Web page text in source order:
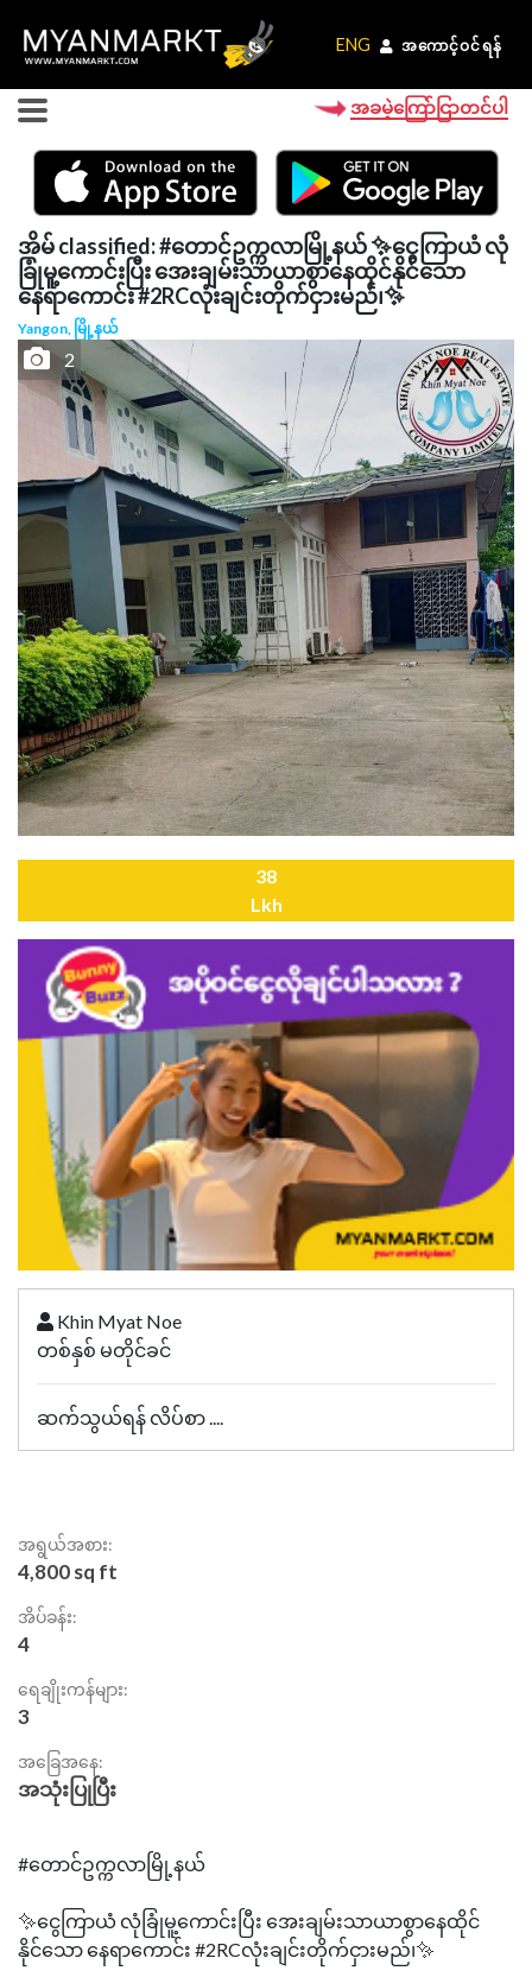
ENG အကောင့်ဝင်ရန်
ENG အကောင့်ဝင်ရန်
အခမဲ့ကြော်ငြာတင်ပါ
အိမ် classified: #တောင်ဥက္ကလာမြို့နယ် ✨ငွေကြာယံ လုံ
ခြုံမူ့ကောင်းပြီး အေးချမ်းသာယာစွာနေထိုင်နိုင်‌သော
နေရာကောင်း #2RCလုံးချင်းတိုက်ငှားမည်၊✨
Yangon, မြို့နယ်
2
38
Lkh
Khin Myat Noe
တစ်နှစ် မတိုင်ခင်
ဆက်သွယ်ရန် လိပ်စာ ....
အရွယ်အစား:
4,800 sq ft
အိပ်ခန်း:
4
ရေချိုးကန်များ:
3
အခြေအနေ:
အသုံးပြုပြီး
#တောင်ဥက္ကလာမြို့နယ်
✨ငွေကြာယံ လုံခြုံမူ့ကောင်းပြီး အေးချမ်းသာယာစွာနေထိုင်
နိုင်‌သော နေရာကောင်း #2RCလုံးချင်းတိုက်ငှားမည်၊✨